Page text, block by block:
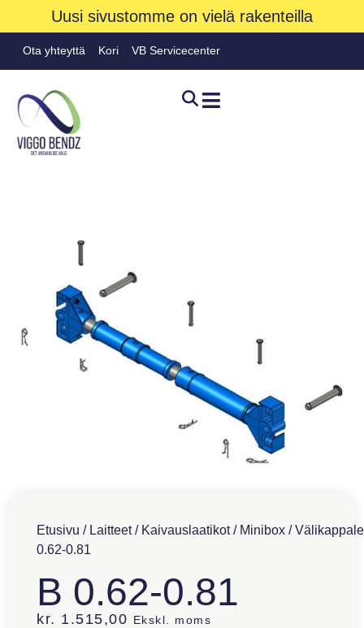
Uusi sivustomme on vielä rakenteilla
Ota yhteyttä Kori VB Servicecenter
Etusivu / Laitteet/ Kaivauslaatikot/ Minibox /
0.62-0.81
B 0.62-0.81
kr. 1.515,00 Ekskl. moms